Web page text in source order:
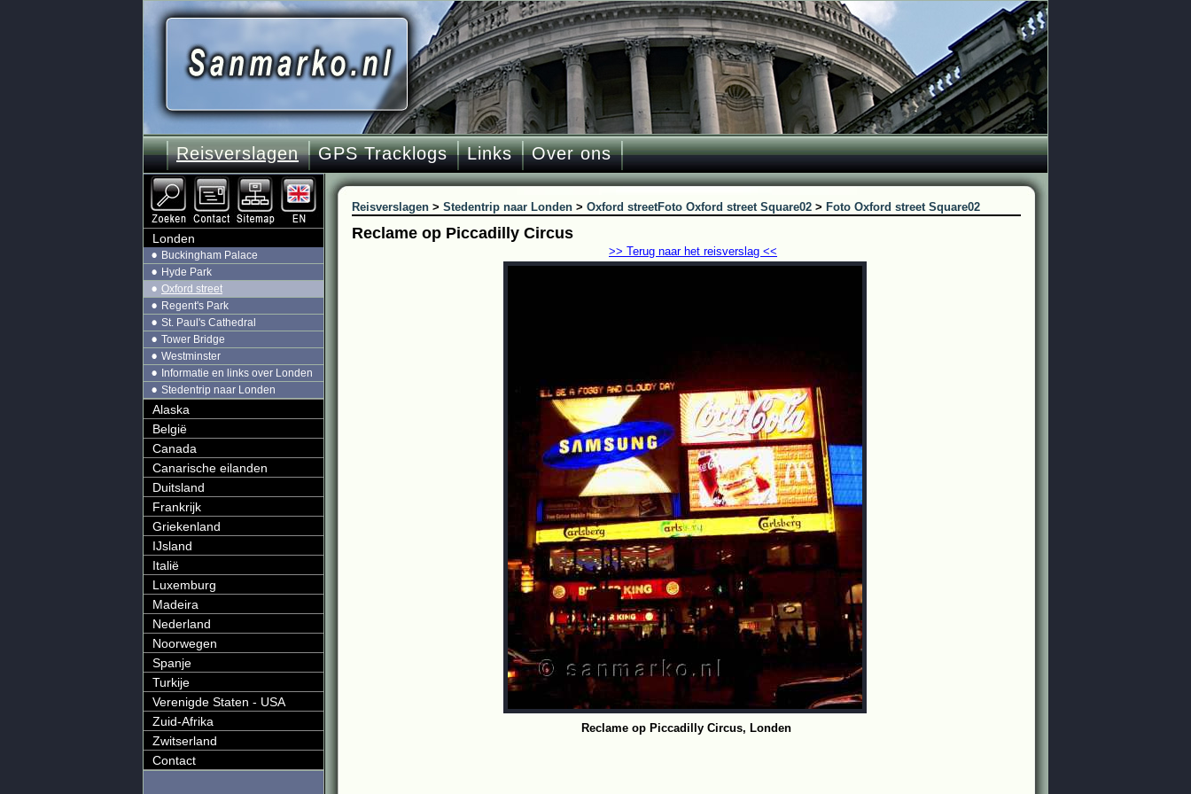
Reisverslagen GPS Tracklogs Links Over ons
Reisverslagen > Stedentrip naar Londen > Oxford streetFoto Oxford street Square02 > Foto Oxford street Square02
Reclame op Piccadilly Circus
>> Terug naar het reisverslag <<
Reclame op Piccadilly Circus, Londen
Londen
Buckingham Palace
Hyde Park
Oxford street
Regent's Park
St. Paul's Cathedral
Tower Bridge
Westminster
Informatie en links over Londen
Stedentrip naar Londen
Alaska
België
Canada
Canarische eilanden
Duitsland
Frankrijk
Griekenland
IJsland
Italië
Luxemburg
Madeira
Nederland
Noorwegen
Spanje
Turkije
Verenigde Staten - USA
Zuid-Afrika
Zwitserland
Contact